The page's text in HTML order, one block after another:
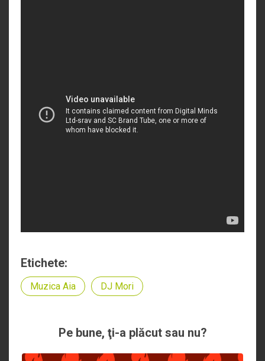
Etichete:
Muzica Aia DJ Mori
Pe bune, ţi-a plăcut sau nu?